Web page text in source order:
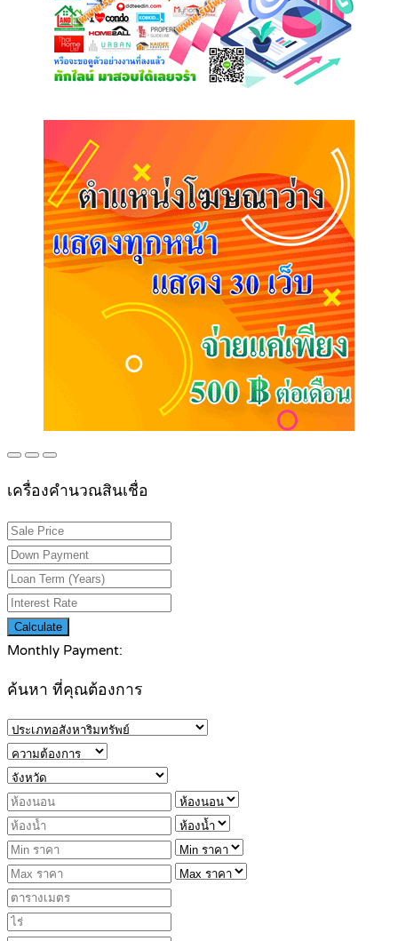
เครื่องคำนวณสินเชื่อ
Calculate
Monthly Payment:
ค้นหา ที่คุณต้องการ